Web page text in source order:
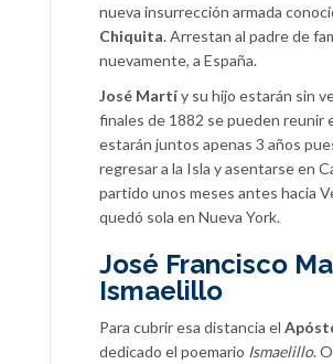
nueva insurrección armada
Chiquita. Arrestan al padre de
nuevamente, a España.
José Martíy su hijo estarán sin
finales de 1882 se pueden reunir
estarán juntos apenas 3 años
regresar a la Isla y asentarse en
partido unos meses antes hacia
quedó sola en Nueva York.
José Francisco
Ismaelillo
Para cubrir esa distancia el
dedicado el poemario Ismaelillo.